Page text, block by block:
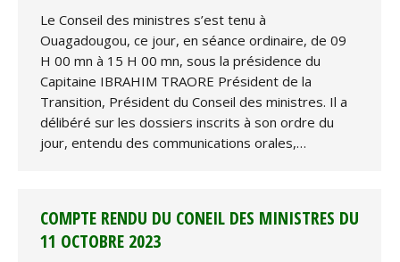
Le Conseil des ministres s’est tenu à
Ouagadougou, ce jour, en séance ordinaire, de 09
H 00 mn à 15 H 00 mn, sous la présidence du
Capitaine IBRAHIM TRAORE Président de la
Transition, Président du Conseil des ministres. Il a
délibéré sur les dossiers inscrits à son ordre du
jour, entendu des communications orales,…
COMPTE RENDU DU CONEIL DES MINISTRES DU
11 OCTOBRE 2023